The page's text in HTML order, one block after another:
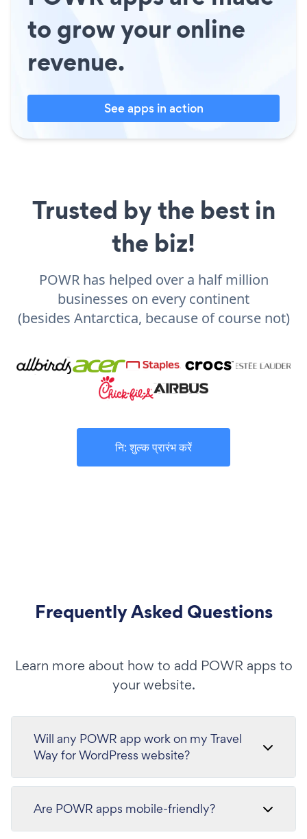
to grow your online
revenue.
See apps in action
Trusted by the best in
the biz!
POWR has helped over a half million
businesses on every continent
(besides Antarctica, because of course not)
नि: शुल्क प्रारंभ करें
Frequently Asked Questions
Learn more about how to add POWR apps to
your website.
Will any POWR app work on my Travel
Way for WordPress website?
Are POWR apps mobile-friendly?